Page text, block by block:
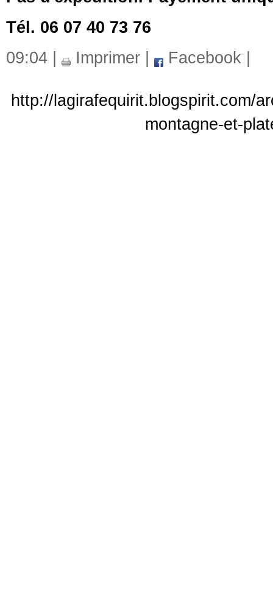
Tél. 06 07 40 73 76
09:04 |
Imprimer Facebook
http://lagirafequirit.blogspirit.com/
montagne-et-